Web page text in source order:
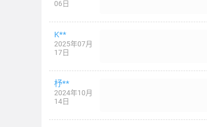
06日
K**
2025年07月
17日
杼**
2024年10月
14日